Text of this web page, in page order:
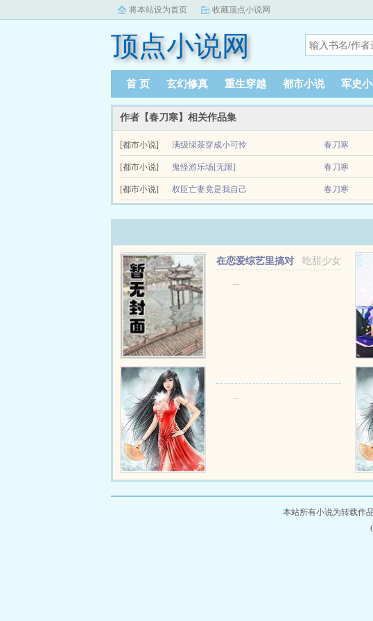
将本站设为首页 收藏顶点小说网
顶点小说网
首 页 玄幻修真 重生穿越 都市小说 军史
作者【春刀寒】相关作品集
[都市小说] 满级绿茶穿成小可怜 春刀寒
林非鹿外号绿茶公主心机婊中的战斗婊，民间奥斯卡影后卖得了萌
林非鹿反思自己...
[都市小说] 鬼怪游乐场[无限] 春刀寒
[都市小说] 权臣亡妻竟是我自己 春刀寒
吃甜少女
在恋爱综艺里搞对
...
...
本站所有小说为转载作